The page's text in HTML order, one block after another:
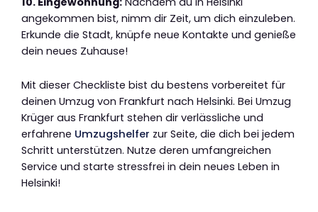
angekommen bist, nimm dir Zeit, um dich einzuleben.
Erkunde die Stadt, knüpfe neue Kontakte und genieße
dein neues Zuhause!
Mit dieser Checkliste bist du bestens vorbereitet für
deinen Umzug von Frankfurt nach Helsinki. Bei Umzug
Krüger aus Frankfurt stehen dir verlässliche und
erfahrene Umzugshelfer zur Seite, die dich bei jedem
Schritt unterstützen. Nutze deren umfangreichen
Service und starte stressfrei in dein neues Leben in
Helsinki!